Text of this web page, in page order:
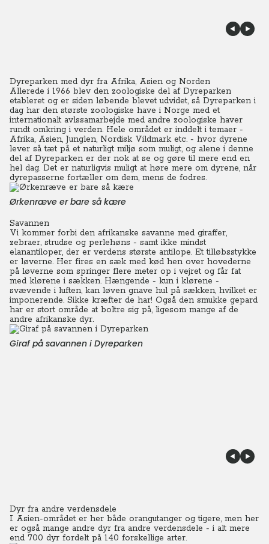
Dyreparken med dyr fra Afrika, Asien og Norden
Allerede i 1966 blev den zoologiske del af Dyreparken
etableret og er siden løbende blevet udvidet, så Dyreparken i
dag har den største zoologiske have i Norge med et
internationalt avlssamarbejde med andre zoologiske haver
rundt omkring i verden. Hele området er inddelt i temaer -
Afrika, Asien, Junglen, Nordisk Vildmark etc. - hvor dyrene
lever så tæt på et naturligt miljø som muligt, og alene i denne
del af Dyreparken er der nok at se og gøre til mere end en
hel dag. Det er naturligvis muligt at høre mere om dyrene, når
dyrepasserne fortæller om dem, mens de fodres.
Ørkenræve er bare så kære
Savannen
Vi kommer forbi den afrikanske savanne med giraffer,
zebraer, strudse og perlehøns - samt ikke mindst
elanantiloper, der er verdens største antilope. Et tilløbsstykke
er løverne. Her fires en sæk med kød hen over hovederne
på løverne som springer flere meter op i vejret og får fat
med klørene i sækken. Hængende - kun i klørene -
svævende i luften, kan løven gnave hul på sækken, hvilket er
imponerende. Sikke kræfter de har! Også den smukke gepard
har er stort område at boltre sig på, ligesom mange af de
andre afrikanske dyr.
Giraf på savannen i Dyreparken
Dyr fra andre verdensdele
I Asien-området er her både orangutanger og tigere, men her
er også mange andre dyr fra andre verdensdele - i alt mere
end 700 dyr fordelt på 140 forskellige arter.